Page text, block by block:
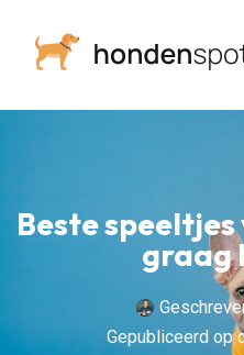
Beste
graag
Gepubliceerd op